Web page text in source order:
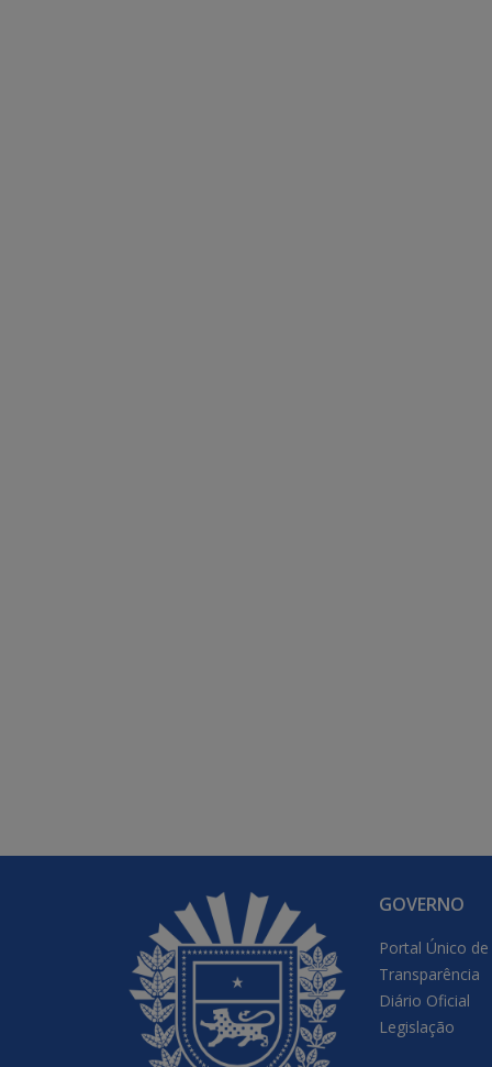
GOVERNO
Portal Único
Transparência
Diário Oficial
Legislação